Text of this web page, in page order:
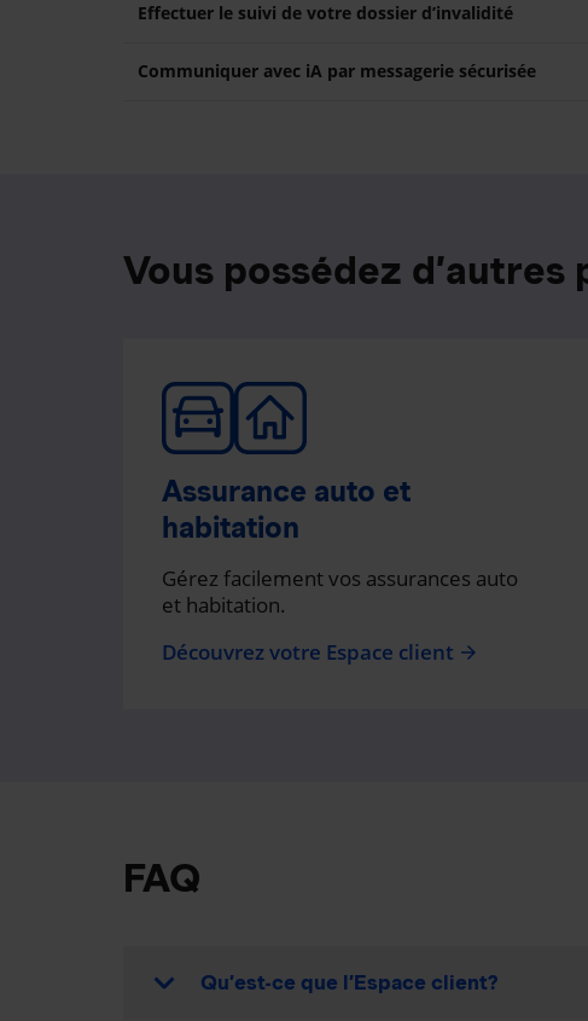
Effectuer le suivi de votre dossier d’invalidité
Communiquer avec iA par messagerie sécurisée
Vous possédez d’autres
Assurance auto et
habitation
Gérez facilement vos assurances auto
et habitation.
Découvrez votre Espace client arrow_forward
FAQ
Qu’est-ce que l’Espace client?